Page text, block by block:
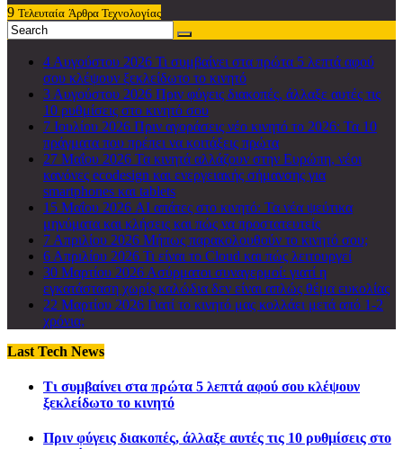
9 Τελευταία Άρθρα Τεχνολογίας
4 Αυγούστου 2026 Τι συμβαίνει στα πρώτα 5 λεπτά αφού
σου κλέψουν ξεκλείδωτο το κινητό
3 Αυγούστου 2026 Πριν φύγεις διακοπές, άλλαξε αυτές τις
10 ρυθμίσεις στο κινητό σου
7 Ιουλίου 2026 Πριν αγοράσεις νέο κινητό το 2026: Τα 10
πράγματα που πρέπει να κοιτάξεις πρώτα
27 Μαΐου 2026 Τα κινητά αλλάζουν στην Ευρώπη, νέοι
κανόνες ecodesign και ενεργειακής σήμανσης για
smartphones και tablets
15 Μαΐου 2026 AI απάτες στο κινητό: Τα νέα ψεύτικα
μηνύματα και κλήσεις και πώς να προστατευτείς
7 Απριλίου 2026 Μήπως παρακολουθούν το κινητό σου;
6 Απριλίου 2026 Τι είναι το Cloud και πώς λειτουργεί
30 Μαρτίου 2026 Ασύρματοι συναγερμοί: γιατί η
εγκατάσταση χωρίς καλώδια δεν είναι απλώς θέμα ευκολίας
22 Μαρτίου 2026 Γιατί το κινητό μας κολλάει μετά από 1-2
χρόνια;
Last Tech News
Τι συμβαίνει στα πρώτα 5 λεπτά αφού σου κλέψουν
ξεκλείδωτο το κινητό
Πριν φύγεις διακοπές, άλλαξε αυτές τις 10 ρυθμίσεις στο